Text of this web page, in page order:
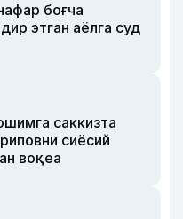
боғча
этган аёлга суд
саккизта
сиёсий
воқеа